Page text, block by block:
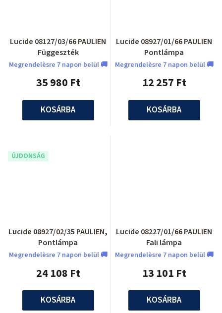
Lucide 08127/03/66 PAULIEN
Függeszték
Megrendelèsre 7 napon belül 🚚
35 980 Ft
KOSÁRBA
Lucide 08927/01/66 PAULIEN
Pontlámpa
Megrendelèsre 7 napon belül 🚚
12 257 Ft
KOSÁRBA
ÚJDONSÁG
Lucide 08927/02/35 PAULIEN,
Pontlámpa
Megrendelèsre 7 napon belül 🚚
24 108 Ft
KOSÁRBA
Lucide 08227/01/66 PAULIEN
Fali lámpa
Megrendelèsre 7 napon belül 🚚
13 101 Ft
KOSÁRBA